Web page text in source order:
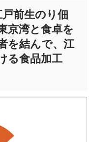
前生のり佃
京湾と食卓を
を結んで、江
る食品加工